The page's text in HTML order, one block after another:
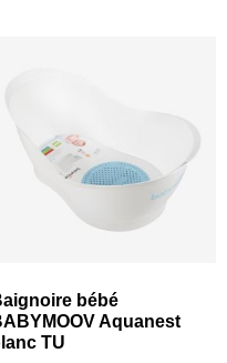
bébé
Aquanest
TU